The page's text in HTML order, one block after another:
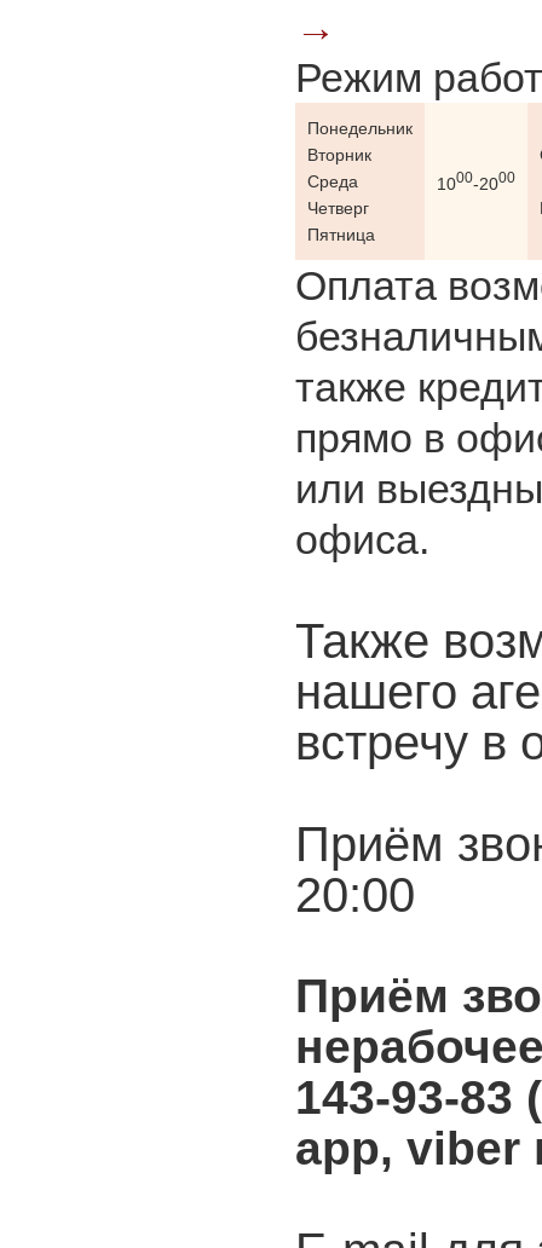
→
Режим
Понедельник
Вторник
Среда
Четверг
Пятница
1000-2000
Оплата
также
прямо в
или
офиса.
Также
нашего
встречу в
Приём
20:00
Приём
143-93-83
app, viber